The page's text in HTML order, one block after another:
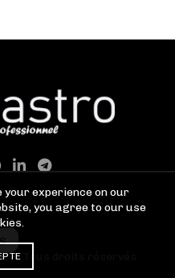
. Tous droits réservés
your experience on our
you agree to our use